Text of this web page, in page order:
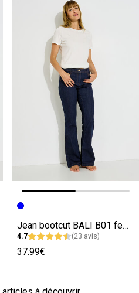
Image précédente
Image suivante
Jean bootcut BALI B01 femme
4.7 (23 avis)
37.99€